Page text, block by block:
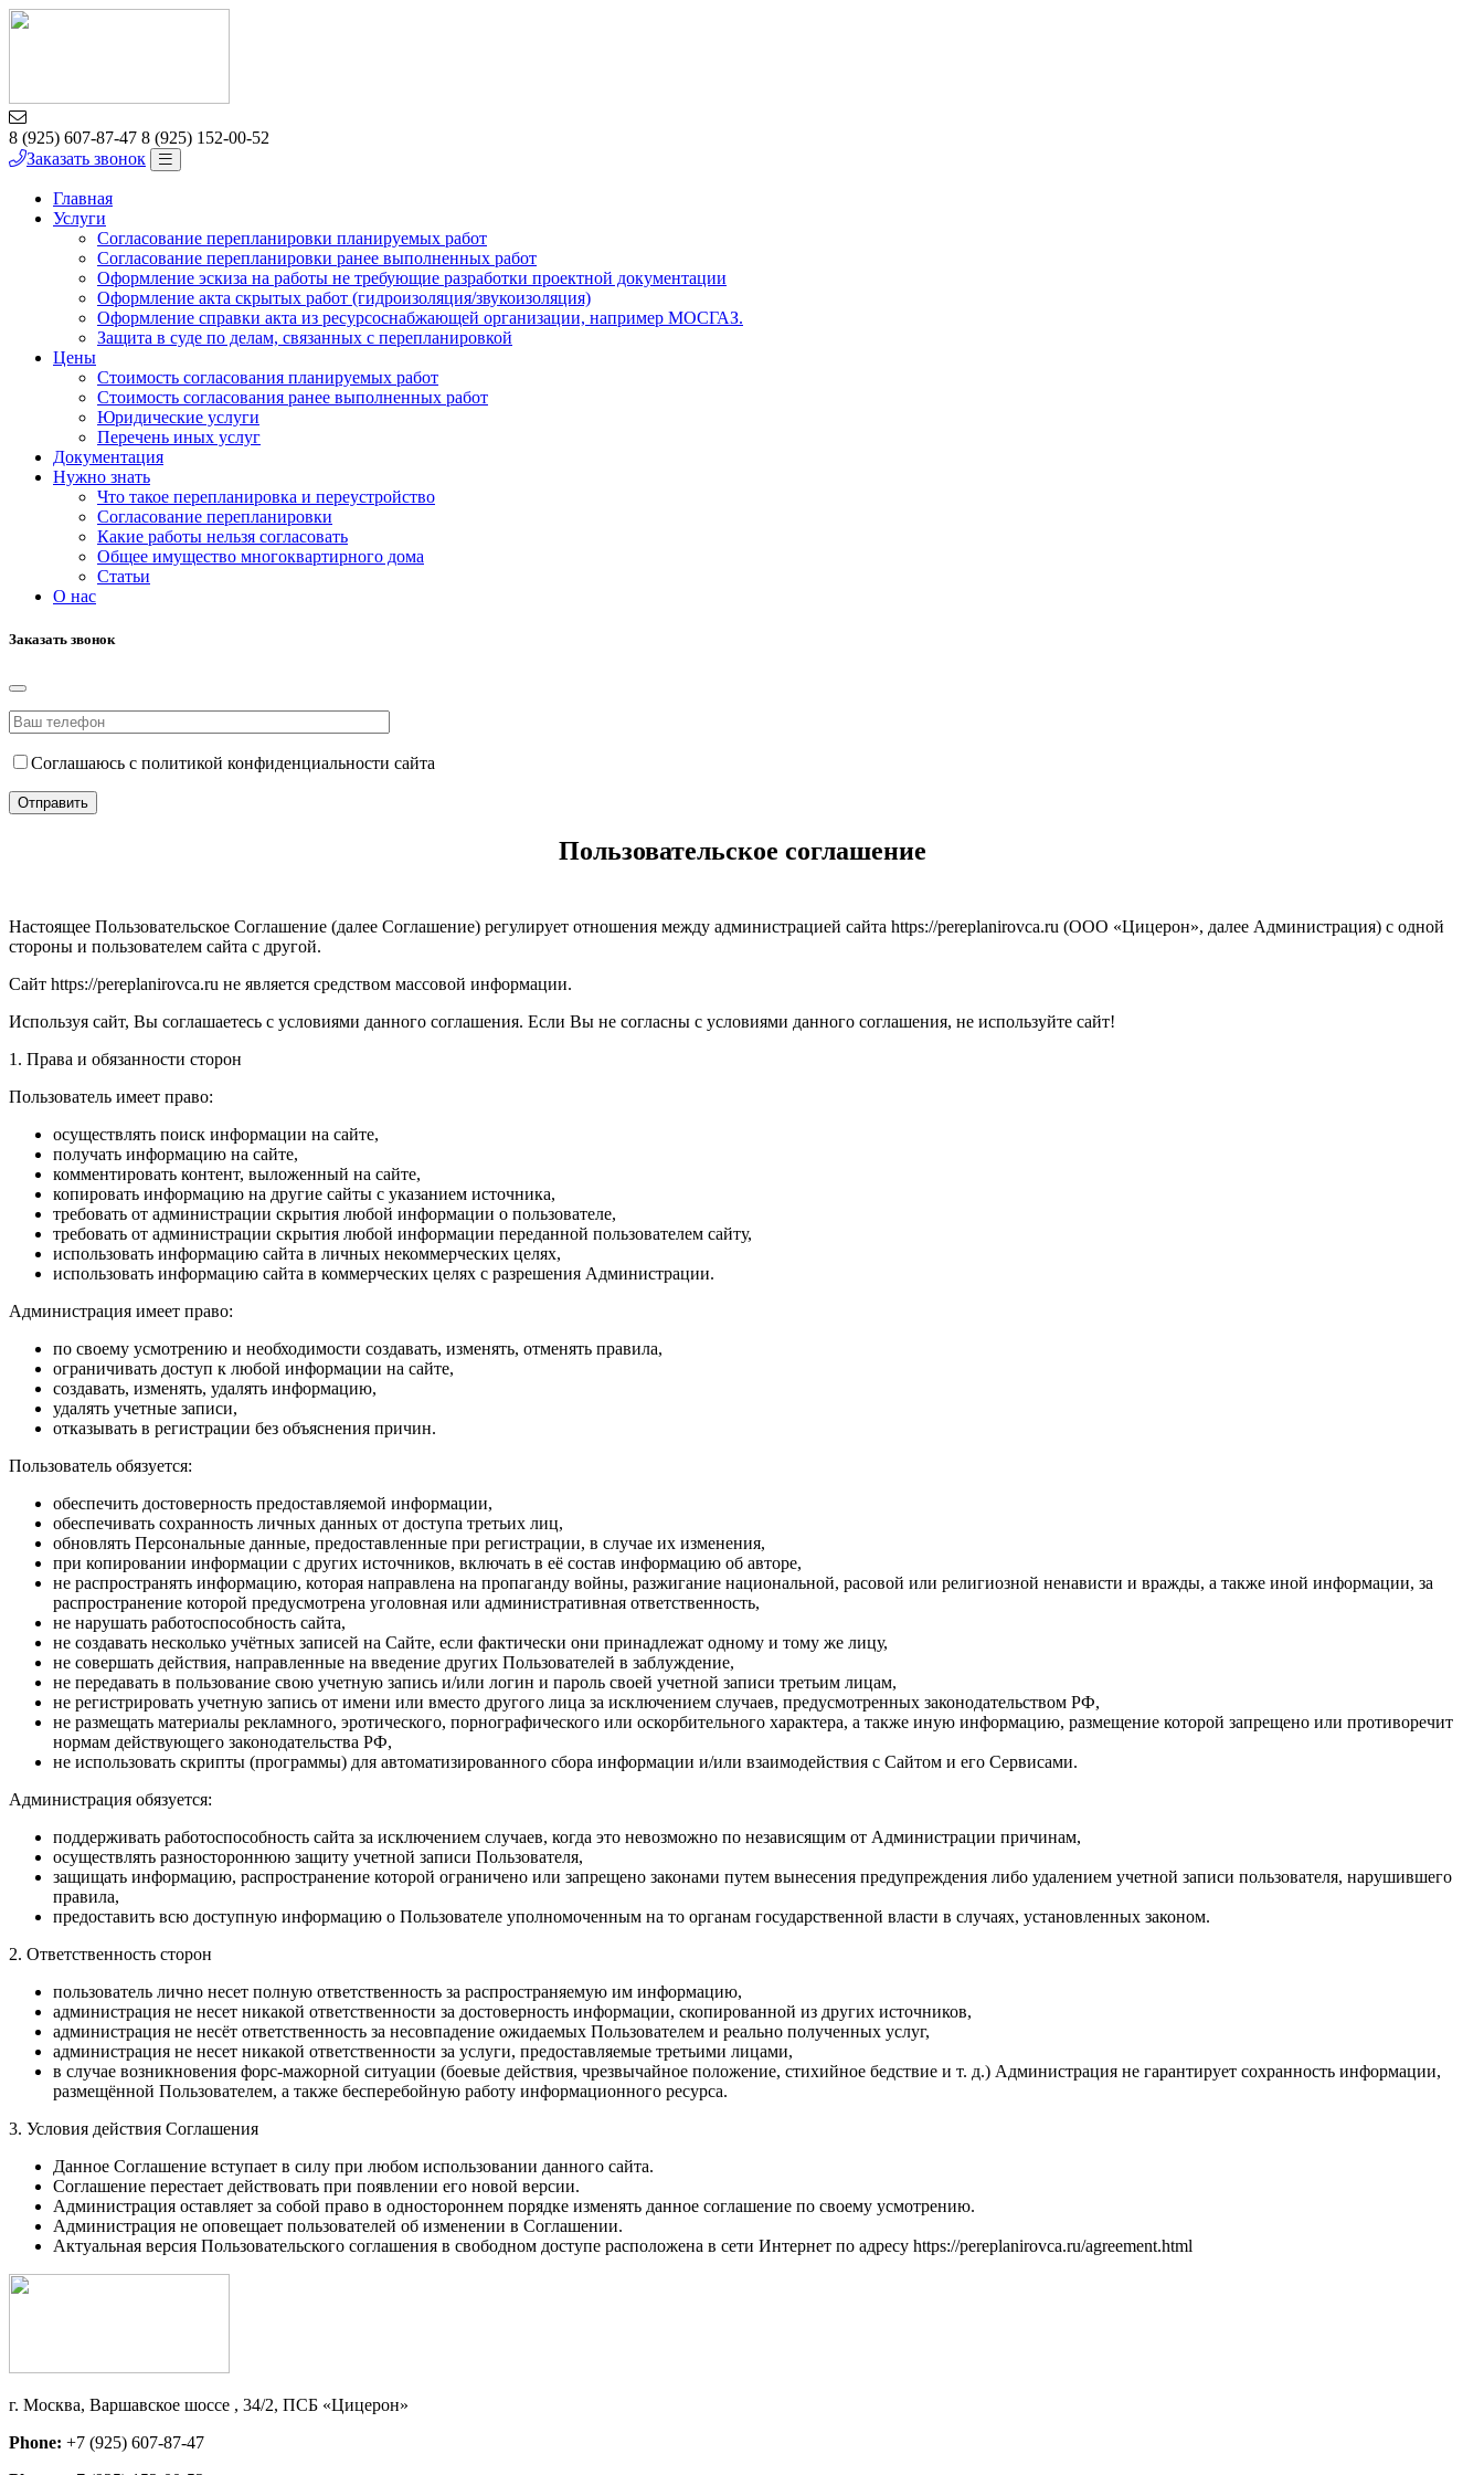
8 (925) 607-87-47 8 (925) 152-00-52
Заказать звонок
Главная
Услуги
Согласование перепланировки планируемых работ
Согласование перепланировки ранее выполненных работ
Оформление эскиза на работы не требующие разработки проектной документации
Оформление акта скрытых работ (гидроизоляция/звукоизоляция)
Оформление справки акта из ресурсоснабжающей организации, например МОСГАЗ.
Защита в суде по делам, связанных с перепланировкой
Цены
Стоимость согласования планируемых работ
Стоимость согласования ранее выполненных работ
Юридические услуги
Перечень иных услуг
Документация
Нужно знать
Что такое перепланировка и переустройство
Согласование перепланировки
Какие работы нельзя согласовать
Общее имущество многоквартирного дома
Статьи
О нас
Заказать звонок
Соглашаюсь с политикой конфиденциальности сайта
Пользовательское соглашение
Настоящее Пользовательское Соглашение (далее Соглашение) регулирует отношения между администрацией сайта https://pereplanirovca.ru (ООО «Цицерон», далее Администрация) с одной
стороны и пользователем сайта с другой.
Сайт https://pereplanirovca.ru не является средством массовой информации.
Используя сайт, Вы соглашаетесь с условиями данного соглашения. Если Вы не согласны с условиями данного соглашения, не используйте сайт!
1. Права и обязанности сторон
Пользователь имеет право:
осуществлять поиск информации на сайте,
получать информацию на сайте,
комментировать контент, выложенный на сайте,
копировать информацию на другие сайты с указанием источника,
требовать от администрации скрытия любой информации о пользователе,
требовать от администрации скрытия любой информации переданной пользователем сайту,
использовать информацию сайта в личных некоммерческих целях,
использовать информацию сайта в коммерческих целях с разрешения Администрации.
Администрация имеет право:
по своему усмотрению и необходимости создавать, изменять, отменять правила,
ограничивать доступ к любой информации на сайте,
создавать, изменять, удалять информацию,
удалять учетные записи,
отказывать в регистрации без объяснения причин.
Пользователь обязуется:
обеспечить достоверность предоставляемой информации,
обеспечивать сохранность личных данных от доступа третьих лиц,
обновлять Персональные данные, предоставленные при регистрации, в случае их изменения,
при копировании информации с других источников, включать в её состав информацию об авторе,
не распространять информацию, которая направлена на пропаганду войны, разжигание национальной, расовой или религиозной ненависти и вражды, а также иной информации, за
распространение которой предусмотрена уголовная или административная ответственность,
не нарушать работоспособность сайта,
не создавать несколько учётных записей на Сайте, если фактически они принадлежат одному и тому же лицу,
не совершать действия, направленные на введение других Пользователей в заблуждение,
не передавать в пользование свою учетную запись и/или логин и пароль своей учетной записи третьим лицам,
не регистрировать учетную запись от имени или вместо другого лица за исключением случаев, предусмотренных законодательством РФ,
не размещать материалы рекламного, эротического, порнографического или оскорбительного характера, а также иную информацию, размещение которой запрещено или противоречит
нормам действующего законодательства РФ,
не использовать скрипты (программы) для автоматизированного сбора информации и/или взаимодействия с Сайтом и его Сервисами.
Администрация обязуется:
поддерживать работоспособность сайта за исключением случаев, когда это невозможно по независящим от Администрации причинам,
осуществлять разностороннюю защиту учетной записи Пользователя,
защищать информацию, распространение которой ограничено или запрещено законами путем вынесения предупреждения либо удалением учетной записи пользователя, нарушившего
правила,
предоставить всю доступную информацию о Пользователе уполномоченным на то органам государственной власти в случаях, установленных законом.
2. Ответственность сторон
пользователь лично несет полную ответственность за распространяемую им информацию,
администрация не несет никакой ответственности за достоверность информации, скопированной из других источников,
администрация не несёт ответственность за несовпадение ожидаемых Пользователем и реально полученных услуг,
администрация не несет никакой ответственности за услуги, предоставляемые третьими лицами,
в случае возникновения форс-мажорной ситуации (боевые действия, чрезвычайное положение, стихийное бедствие и т. д.) Администрация не гарантирует сохранность информации,
размещённой Пользователем, а также бесперебойную работу информационного ресурса.
3. Условия действия Соглашения
Данное Соглашение вступает в силу при любом использовании данного сайта.
Соглашение перестает действовать при появлении его новой версии.
Администрация оставляет за собой право в одностороннем порядке изменять данное соглашение по своему усмотрению.
Администрация не оповещает пользователей об изменении в Соглашении.
Актуальная версия Пользовательского соглашения в свободном доступе расположена в сети Интернет по адресу https://pereplanirovсa.ru/agreement.html
г. Москва, Варшавское шоссе , 34/2, ПСБ «Цицерон»
Phone: +7 (925) 607-87-47